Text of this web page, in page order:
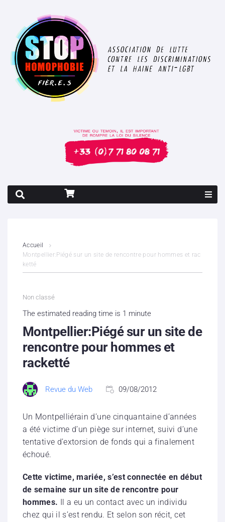
Contenus litigieux
Boutique
Contacts
Hébergement solidaire
Accueil
Montpellier:Piégé sur un site de rencontre pour hommes et rac
ketté
Non classé
The estimated reading time is 1 minute
Montpellier:Piégé sur un site de
rencontre pour hommes et
racketté
Revue du Web 09/08/2012
Un Montpelliérain d’une cinquantaine d’années
a été victime d’un piège sur internet, suivi d’une
tentative d’extorsion de fonds qui a finalement
échoué.
Cette victime, mariée, s’est connectée en début
de semaine sur un site de rencontre pour
hommes.
Il a eu un contact avec un individu
chez qui il s’est rendu. Et selon son récit, cet